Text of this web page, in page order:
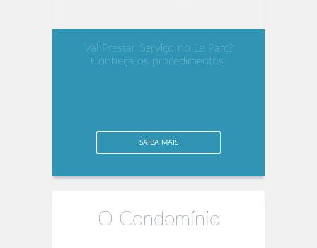
Vai Prestar Serviço no Le Parc?
Conheça os procedimentos.
SAIBA MAIS
O Condomínio